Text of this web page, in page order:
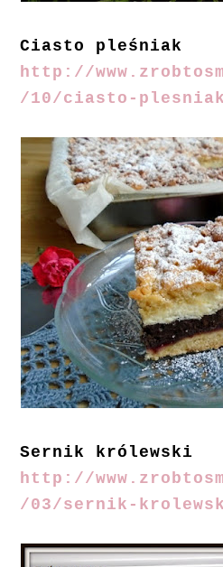
Ciasto pleśniak
http://
/10/ciasto-
Sernik królewski
http://
/03/sernik-